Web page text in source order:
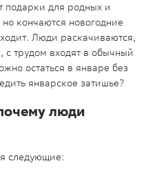
подарки для родных и
кончаются новогодние
Люди раскачиваются,
трудом входят в обычный
остаться в январе без
январское затишье?
люди
следующие: